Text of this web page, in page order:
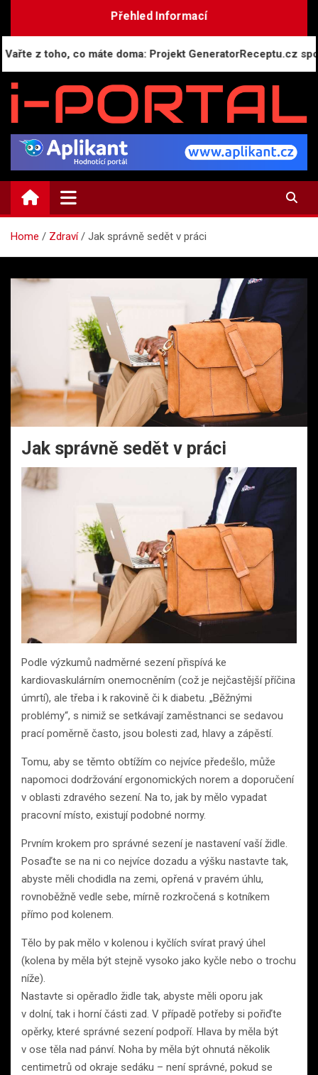
Přehled Informací
toho, co máte doma: Projekt GeneratorReceptu.cz spouští
i-PORTAL.CZ
Public relations | Informační portál
Home Zdraví Jak správně sedět v práci
Jak správně sedět v práci
Podle výzkumů nadměrné sezení přispívá ke
kardiovaskulárním onemocněním (což je nejčastější příčina
úmrtí), ale třeba i k rakovině či k diabetu. „Běžnými
problémy“, s nimiž se setkávají zaměstnanci se sedavou
prací poměrně často, jsou bolesti zad, hlavy a zápěstí.
Tomu, aby se těmto obtížím co nejvíce předešlo, může
napomoci dodržování ergonomických norem a doporučení
v oblasti zdravého sezení. Na to, jak by mělo vypadat
pracovní místo, existují podobné normy.
Prvním krokem pro správné sezení je nastavení vaší židle.
Posaďte se na ni co nejvíce dozadu a výšku nastavte tak,
abyste měli chodidla na zemi, opřená v pravém úhlu,
rovnoběžně vedle sebe, mírně rozkročená s kotníkem
přímo pod kolenem.
Tělo by pak mělo v kolenou i kyčlích svírat pravý úhel
(kolena by měla být stejně vysoko jako kyčle nebo o trochu
níže).
Nastavte si opěradlo židle tak, abyste měli oporu jak
v dolní, tak i horní části zad. V případě potřeby si pořiďte
opěrky, které správné sezení podpoří. Hlava by měla být
v ose těla nad pánví. Noha by měla být ohnutá několik
centimetrů od okraje sedáku – není správné, pokud se